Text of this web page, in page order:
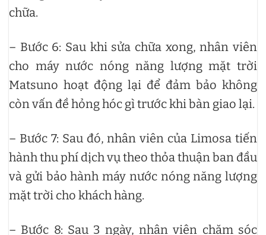
chữa.
– Bước 6: Sau khi sửa chữa xong, nhân viên
cho máy nước nóng năng lượng mặt trời
Matsuno hoạt động lại để đảm bảo không
còn vấn đề hỏng hóc gì trước khi bàn giao lại.
– Bước 7: Sau đó, nhân viên của Limosa tiến
hành thu phí dịch vụ theo thỏa thuận ban đầu
và gửi bảo hành máy nước nóng năng lượng
mặt trời cho khách hàng.
– Bước 8: Sau 3 ngày, nhân viên chăm sóc